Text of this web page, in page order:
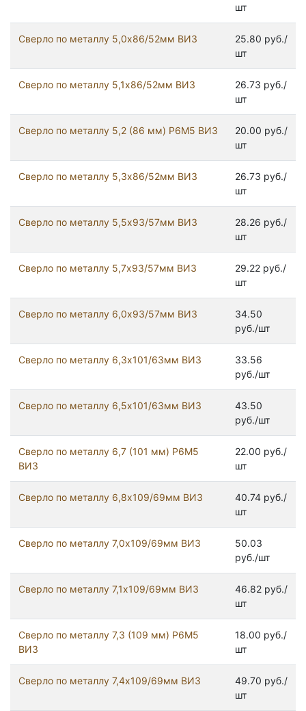
шт
Сверло по металлу 5,0х86/52мм ВИЗ
25.80 руб./
шт
Сверло по металлу 5,1х86/52мм ВИЗ
26.73 руб./
шт
Сверло по металлу 5,2 (86 мм) Р6М5 ВИЗ
20.00 руб./
шт
Сверло по металлу 5,3х86/52мм ВИЗ
26.73 руб./
шт
Сверло по металлу 5,5х93/57мм ВИЗ
28.26 руб./
шт
Сверло по металлу 5,7х93/57мм ВИЗ
29.22 руб./
шт
Сверло по металлу 6,0х93/57мм ВИЗ
34.50
руб./шт
Сверло по металлу 6,3х101/63мм ВИЗ
33.56
руб./шт
Сверло по металлу 6,5х101/63мм ВИЗ
43.50
руб./шт
Сверло по металлу 6,7 (101 мм) Р6М5
ВИЗ
22.00 руб./
шт
Сверло по металлу 6,8х109/69мм ВИЗ
40.74 руб./
шт
Сверло по металлу 7,0х109/69мм ВИЗ
50.03
руб./шт
Сверло по металлу 7,1х109/69мм ВИЗ
46.82 руб./
шт
Сверло по металлу 7,3 (109 мм) Р6М5
ВИЗ
18.00 руб./
шт
Сверло по металлу 7,4х109/69мм ВИЗ
49.70 руб./
шт